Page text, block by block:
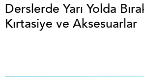
Derslerde Yarı Yolda
Kırtasiye ve Aksesuarlar